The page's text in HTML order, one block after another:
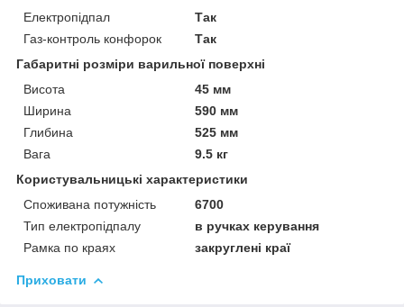
Електропідпал
Так
Газ-контроль конфорок
Так
Габаритні розміри варильної поверхні
Висота
45 мм
Ширина
590 мм
Глибина
525 мм
Вага
9.5 кг
Користувальницькі характеристики
Споживана потужність
6700
Тип електропідпалу
в ручках керування
Рамка по краях
закруглені краї
Приховати